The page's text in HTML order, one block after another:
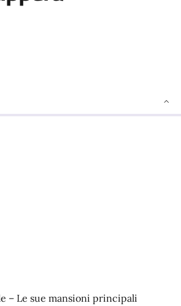
– Le sue mansioni principali